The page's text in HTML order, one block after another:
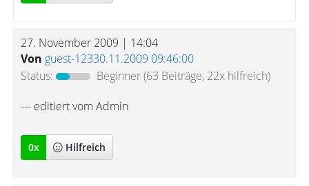
27. November 2009 | 14:04
Von guest-12330.11.2009 09:46:00
Status:
Beginner(63 Beiträge, 22x hilfreich)
--- editiert vom Admin
0x Hilfreich